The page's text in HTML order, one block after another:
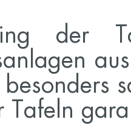
der
Tafeln